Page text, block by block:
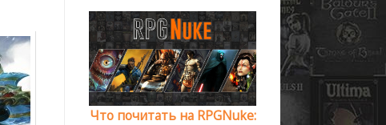
Что почитать на RPGNuke: